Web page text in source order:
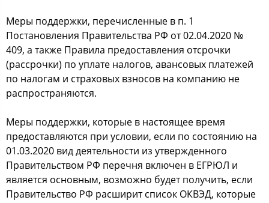
Меры поддержки, перечисленные в п. 1
Постановления Правительства РФ от 02.04.2020 №
409, а также Правила предоставления отсрочки
(рассрочки) по уплате налогов, авансовых платежей
по налогам и страховых взносов на компанию не
распространяются.
Меры поддержки, которые в настоящее время
предоставляются при условии, если по состоянию на
01.03.2020 вид деятельности из утвержденного
Правительством РФ перечня включен в ЕГРЮЛ и
является основным, возможно будет получить, если
Правительство РФ расширит список ОКВЭД, которые